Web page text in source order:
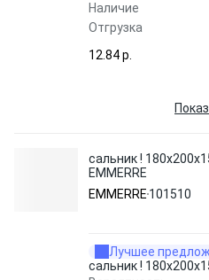
Наличие
Отгрузка
12.84 p.
сальник !
EMMERRE
EMMERRE 101510
Лучшее
сальник !